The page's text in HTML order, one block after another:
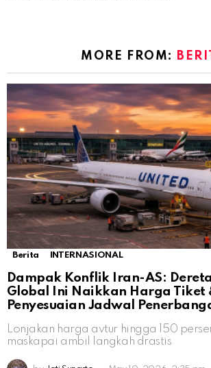
MORE FROM:
Berita INTERNASIONAL
Dampak Konflik Iran-AS:
Global Ini Naikkan Harga Tiket
Penyesuaian Jadwal
Lonjakan harga avtur hingga 150
maskapai ambil langkah drastis